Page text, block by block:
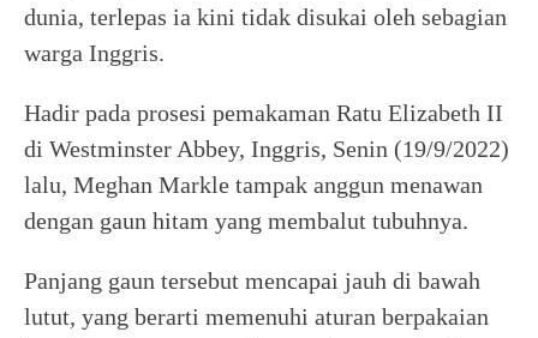
dunia, terlepas ia kini tidak disukai oleh sebagian
warga Inggris.
Hadir pada prosesi pemakaman Ratu Elizabeth II
di Westminster Abbey, Inggris, Senin (19/9/2022)
lalu, Meghan Markle tampak anggun menawan
dengan gaun hitam yang membalut tubuhnya.
Panjang gaun tersebut mencapai jauh di bawah
lutut, yang berarti memenuhi aturan berpakaian